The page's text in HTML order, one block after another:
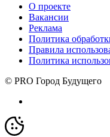
О проекте
Вакансии
Реклама
Политика
Правила
Политика
© PRO Город Будущего